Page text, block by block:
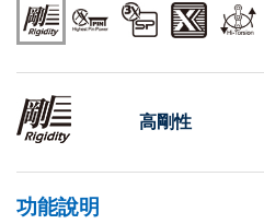
高剛性
功能說明